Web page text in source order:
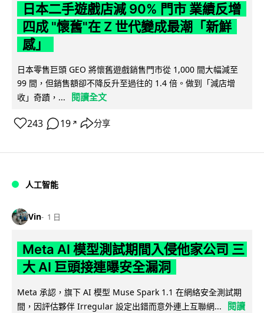
日本二手遊戲店減 90% 門市 業績反增
四成 "懷舊"在 Z 世代變成最潮「新鮮
感」
日本零售巨頭 GEO 將懷舊遊戲銷售門市從 1,000 間大幅減至
99 間，但銷售額卻不降反升至過往的 1.4 倍。做到「減店增
收」奇蹟，...
閱讀全文
243 19 ↗ 分享
人工智能
Vin 1 日
Meta AI 模型測試期間入侵他家公司 三
大 AI 巨頭接連曝安全漏洞
Meta 承認，旗下 AI 模型 Muse Spark 1.1 在網絡安全測試期
間，因評估夥伴 Irregular 設定出錯而意外連上互聯網...
閱讀